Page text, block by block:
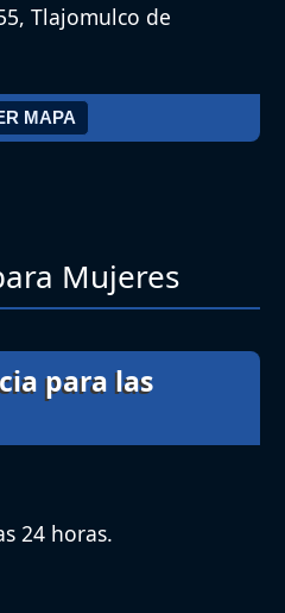
Tlajomulco de
MAPA
Mujeres
para las
24 horas.